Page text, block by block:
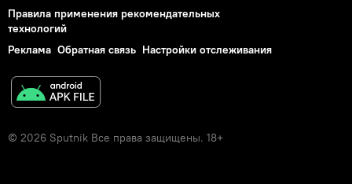
Правила применения рекомендательных
технологий
Реклама Обратная связь Настройки отслеживания
© 2026 Sputnik Все права защищены. 18+